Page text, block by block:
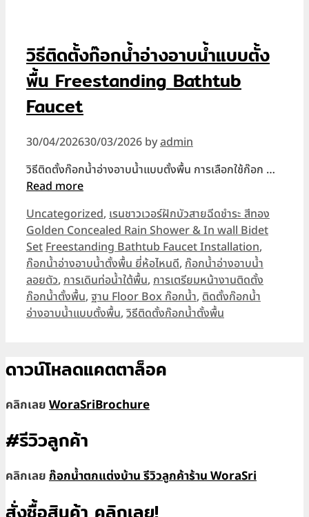
วิธีติดตั้งก๊อกน้ำอ่างอาบน้ำแบบตั้ง
พื้น Freestanding Bathtub
Faucet
30/04/202630/03/2026 byadmin
วิธีติดตั้งก๊อกน้ำอ่างอาบน้ำแบบตั้งพื้น การเลือกใช้ก๊อก …
Read more
Categories
Uncategorized, เรนชาวเวอร์ฝักบัวสายฉีดชำระ สีทอง
Golden Concealed Rain Shower & In wall Bidet
Set Tags
Freestanding Bathtub Faucet Installation,
ก๊อกน้ำอ่างอาบน้ำตั้งพื้น ยี่ห้อไหนดี, ก๊อกน้ำอ่างอาบน้ำ
ลอยตัว, การเดินท่อน้ำใต้พื้น, การเตรียมหน้างานติดตั้ง
ก๊อกน้ำตั้งพื้น, ฐาน Floor Box ก๊อกน้ำ, ติดตั้งก๊อกน้ำ
อ่างอาบน้ำแบบตั้งพื้น,วิธีติดตั้งก๊อกน้ำตั้งพื้น
ดาวน์โหลดแคตตาล็อค
คลิกเลยWoraSriBrochure
#รีวิวลูกค้า
คลิกเลยก๊อกน้ำตกแต่งบ้าน รีวิวลูกค้าร้าน WoraSri